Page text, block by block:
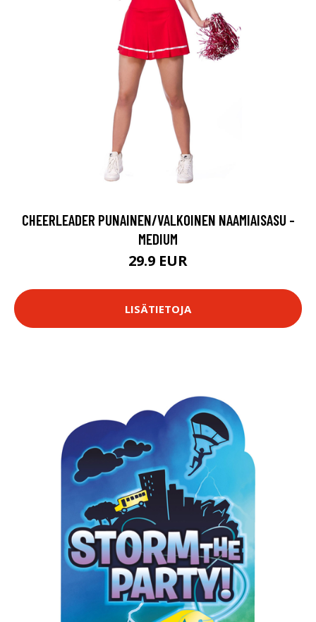
CHEERLEADER PUNAINEN/VALKOINEN NAAMIAISASU -
MEDIUM
29.9 EUR
LISÄTIETOJA